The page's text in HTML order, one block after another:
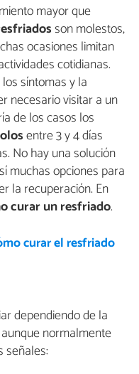
mayor que
son molestos,
ocasiones limitan
cotidianas.
síntomas y la
necesario visitar a un
de los casos los
entre 3 y 4 días
No hay una solución
muchas opciones para
la recuperación. En
curar un resfriado.
curar el resfriado
dependiendo de la
normalmente
señales: